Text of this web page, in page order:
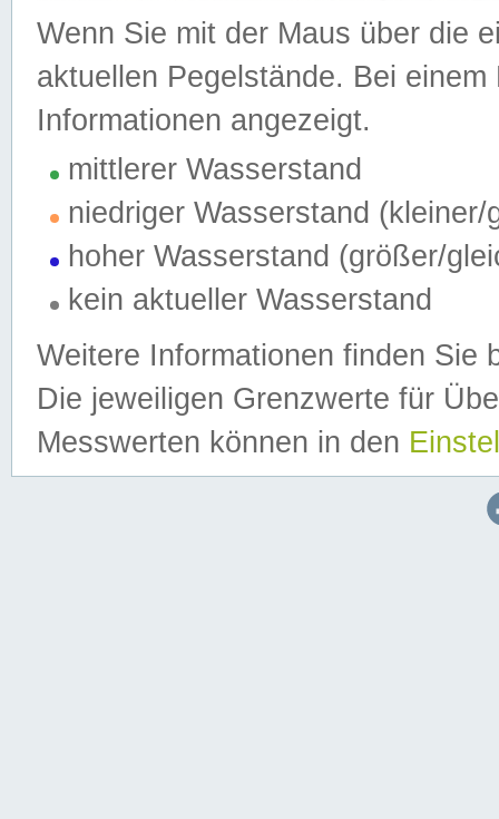
Wenn Sie mit der Maus über die
aktuellen Pegelstände. Bei
Informationen angezeigt.
mittlerer Wasserstand
niedriger Wasserstand (kleiner/
hoher Wasserstand (größer/
kein aktueller Wasserstand
Weitere Informationen finden Sie
Die jeweiligen Grenzwerte für
Messwerten können in den